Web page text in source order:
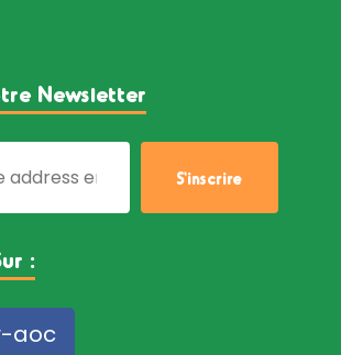
Newsletter
:
aoc